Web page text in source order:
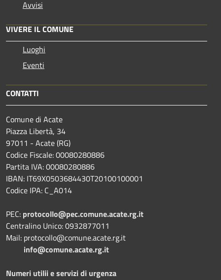
Avvisi
VIVERE IL COMUNE
Luoghi
Eventi
CONTATTI
Comune di Acate
Piazza Libertà, 34
97011 - Acate (RG)
Codice Fiscale: 00080280886
Partita IVA: 00080280886
IBAN: IT69X0503684430T20100100001
Codice IPA: C_A014
PEC: protocollo@pec.comune.acate.rg.it
Centralino Unico: 0932877011
Mail: protocollo@comune.acate.rg.it
info@comune.acate.rg.it
Numeri utilii e servizi di urgenza